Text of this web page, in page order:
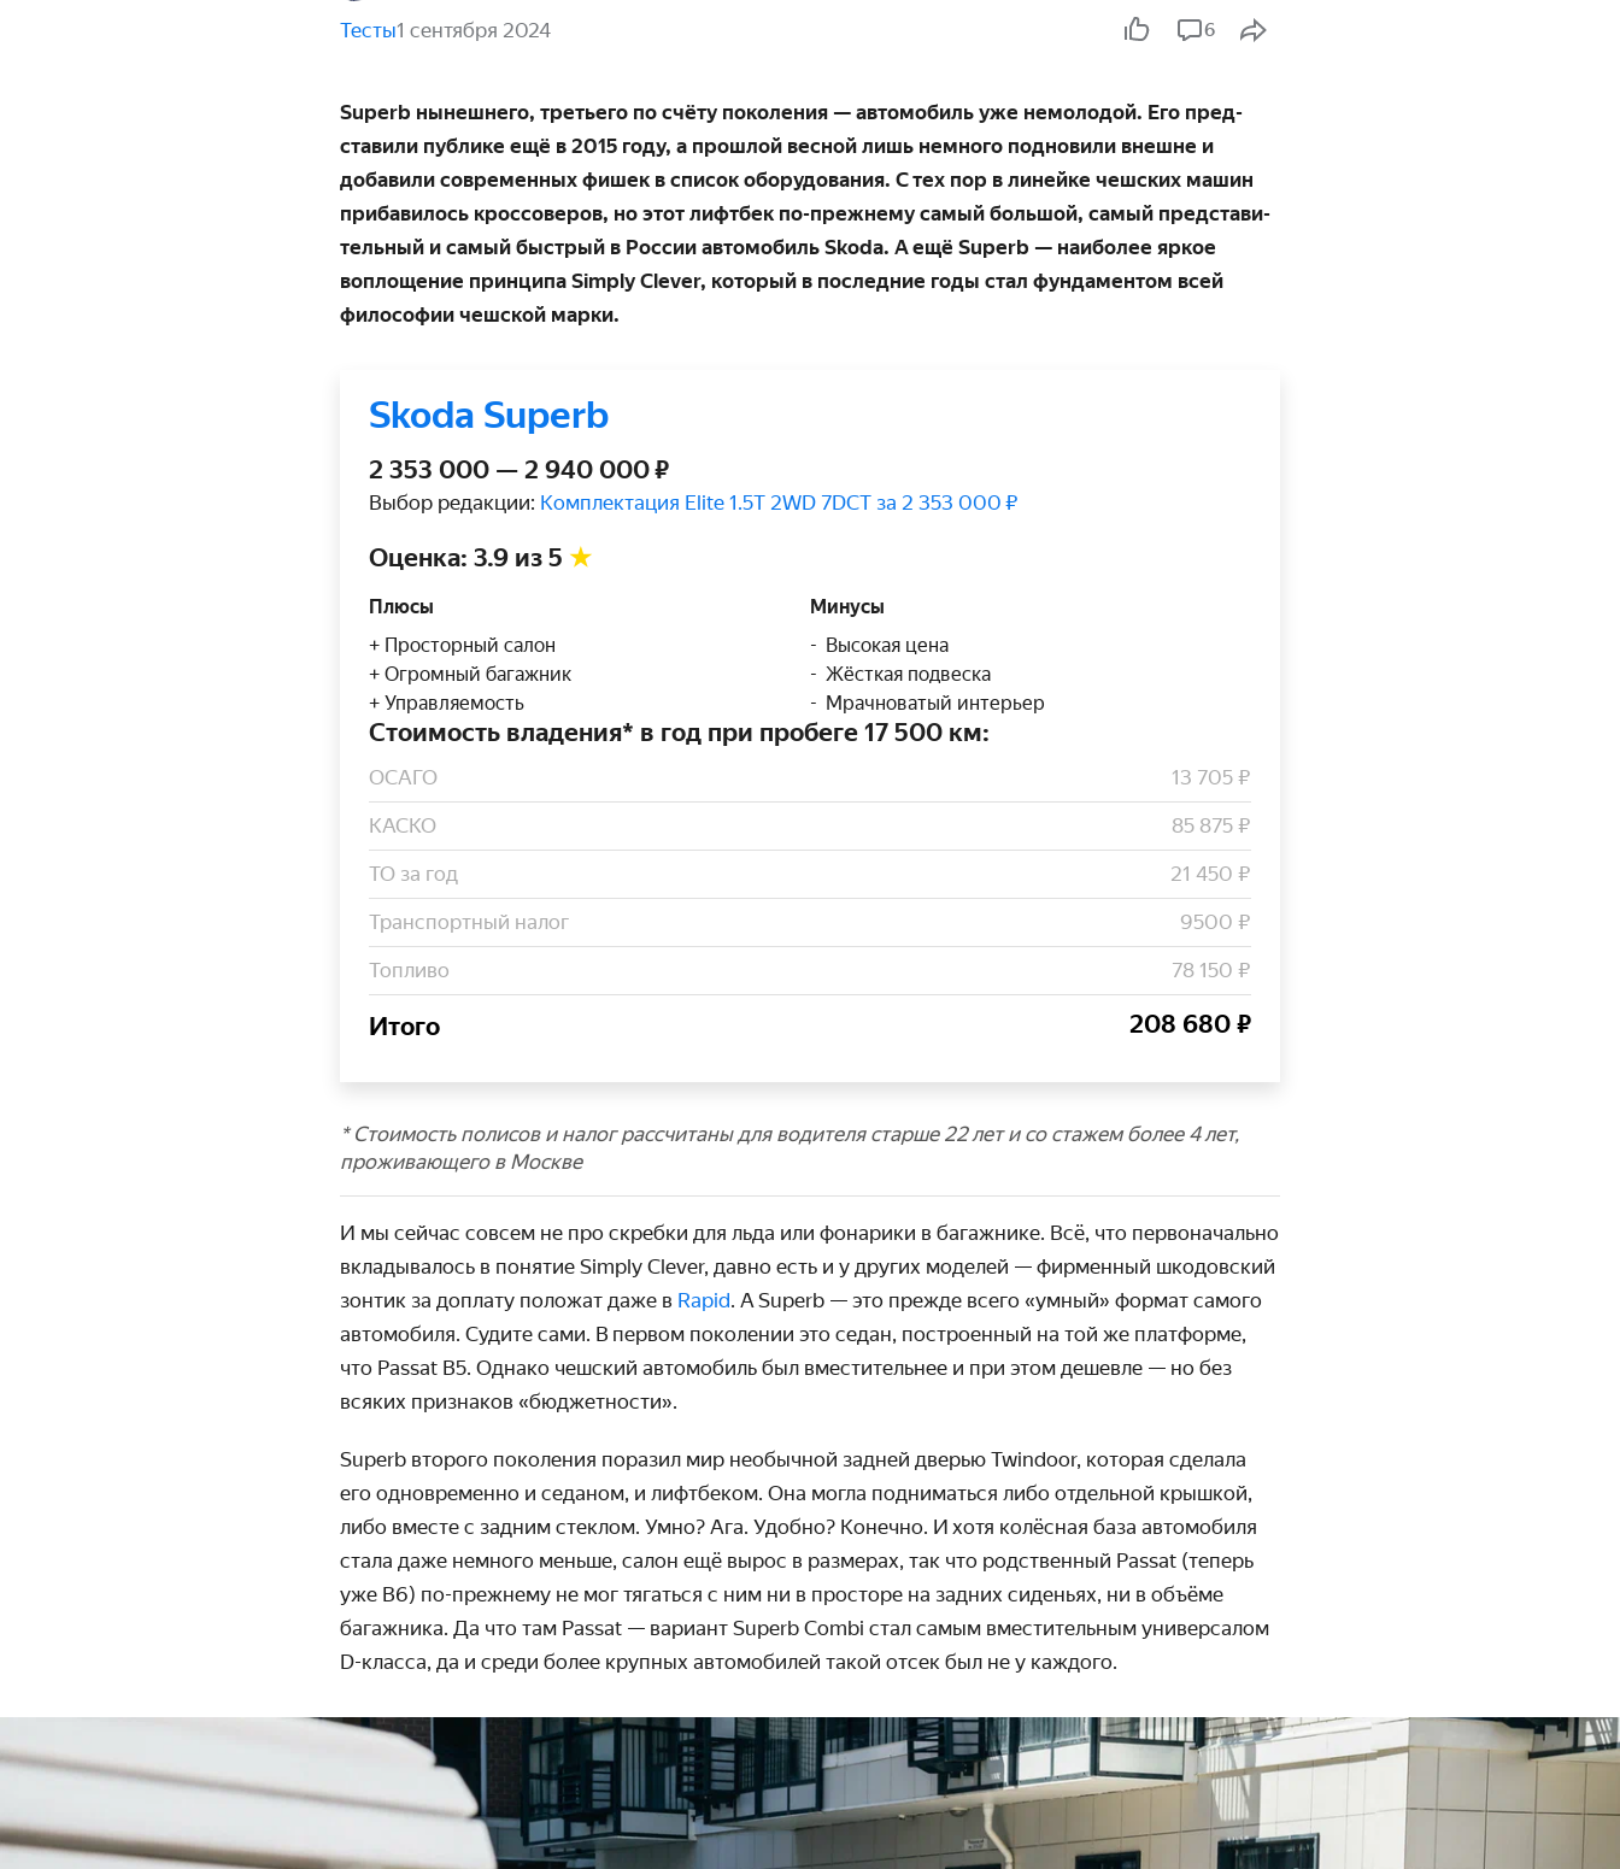
Тесты1 сентября 2024 6
Superb нынешнего, третьего по счёту поколения — авто­мобиль уже немолодой. Его пред­
ставили публике ещё в 2015 году, а прошлой весной лишь немного подновили внешне и
добавили современ­ных фишек в список оборудо­вания. С тех пор в линейке чешских машин
прибави­лось кроссоверов, но этот лифтбек по-прежнему самый большой, самый представи­
тельный и самый быстрый в России автомобиль Skoda. А ещё Superb — наиболее яркое
воплощение принципа Simply Clever, который в последние годы стал фунда­ментом всей
философии чешской марки.
Skoda Superb
2 353 000 — 2 940 000 ₽
Выбор редакции: Комплектация Elite 1.5T 2WD 7DCT за 2 353 000 ₽
Оценка: 3.9 из 5
Плюсы
Просторный салон
Огромный багажник
Управляемость
Минусы
Высокая цена
Жёсткая подвеска
Мрачноватый интерьер
Стоимость владения* в год при пробеге 17 500 км:
ОСАГО
13 705 ₽
КАСКО
85 875 ₽
ТО за год
21 450 ₽
Транспортный налог
9500 ₽
Топливо
78 150 ₽
Итого 208 680 ₽
* Стоимость полисов и налог рассчитаны для водителя старше 22 лет и со стажем более 4 лет,
проживающего в Москве
И мы сейчас совсем не про скребки для льда или фонарики в багажнике. Всё, что перво­начально
вклады­валось в понятие Simply Clever, давно есть и у других моделей — фирменный шкодовский
зонтик за доплату положат даже в Rapid. А Superb — это прежде всего «умный» формат самого
автомобиля. Судите сами. В первом поколении это седан, построенный на той же платформе,
что Passat B5. Однако чешский авто­мобиль был вмести­тельнее и при этом дешевле — но без
всяких признаков «бюджетности».
Superb второго поколения поразил мир необычной задней дверью Twindoor, которая сделала
его одно­временно и седаном, и лифтбеком. Она могла подниматься либо отдельной крышкой,
либо вместе с задним стеклом. Умно? Ага. Удобно? Конечно. И хотя колёсная база автомобиля
стала даже немного меньше, салон ещё вырос в размерах, так что родственный Passat (теперь
уже В6) по-прежнему не мог тягаться с ним ни в просторе на задних сиденьях, ни в объёме
багажника. Да что там Passat — вариант Superb Combi стал самым вмести­тельным универсалом
D-класса, да и среди более крупных автомобилей такой отсек был не у каждого.